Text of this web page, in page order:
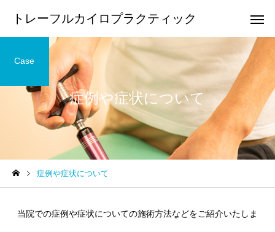
トレーフルカイロプラクティック
頭痛 顎の痛
手や腕の痛み・しびれ 腰痛
足の痛み
足底筋膜炎・足底腱膜炎の
膝の痛み
鵞足炎の整体について
症例や症状について
Case
症例や症状について
当院での症例や症状についての施術方法などをご紹介いたしま